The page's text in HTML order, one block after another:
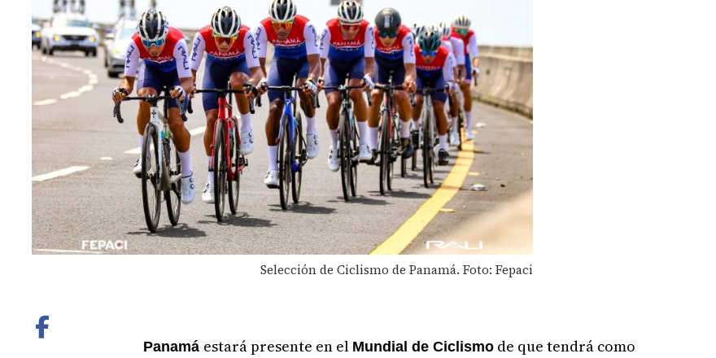
Selección de Ciclismo de Panamá. Foto: Fepaci
Panamá estará presente en el Mundial de Ciclismode que tendrá como